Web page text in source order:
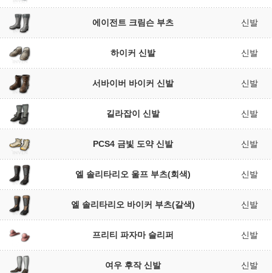
에이전트 크림슨 부츠 신발
하이커 신발 신발
서바이버 바이커 신발 신발
길라잡이 신발 신발
PCS4 금빛 도약 신발 신발
엘 솔리타리오 울프 부츠(회색) 신발
엘 솔리타리오 바이커 부츠(갈색) 신발
프리티 파자마 슬리퍼 신발
여우 후작 신발 신발